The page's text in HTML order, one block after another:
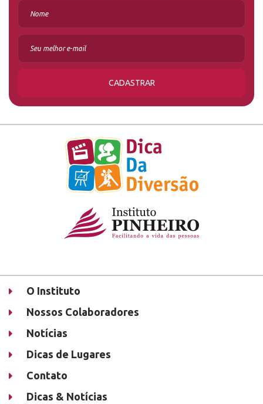
CADASTRAR
O Instituto
Nossos Colaboradores
Notícias
Dicas de Lugares
Contato
Dicas & Notícias